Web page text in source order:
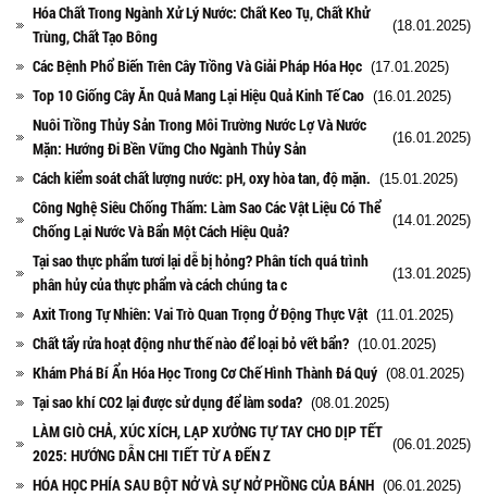
Hóa Chất Trong Ngành Xử Lý Nước: Chất Keo Tụ, Chất Khử
Trùng, Chất Tạo Bông
(18.01.2025)
Các Bệnh Phổ Biến Trên Cây Trồng Và Giải Pháp Hóa Học (17.01.2025)
Top 10 Giống Cây Ăn Quả Mang Lại Hiệu Quả Kinh Tế Cao (16.01.2025)
Nuôi Trồng Thủy Sản Trong Môi Trường Nước Lợ Và Nước
Mặn: Hướng Đi Bền Vững Cho Ngành Thủy Sản
(16.01.2025)
Cách kiểm soát chất lượng nước: pH, oxy hòa tan, độ mặn. (15.01.2025)
Công Nghệ Siêu Chống Thấm: Làm Sao Các Vật Liệu Có Thể
Chống Lại Nước Và Bẩn Một Cách Hiệu Quả?
(14.01.2025)
Tại sao thực phẩm tươi lại dễ bị hỏng? Phân tích quá trình
phân hủy của thực phẩm và cách chúng ta c
(13.01.2025)
Axit Trong Tự Nhiên: Vai Trò Quan Trọng Ở Động Thực Vật (11.01.2025)
Chất tẩy rửa hoạt động như thế nào để loại bỏ vết bẩn? (10.01.2025)
Khám Phá Bí Ẩn Hóa Học Trong Cơ Chế Hình Thành Đá Quý (08.01.2025)
Tại sao khí CO2 lại được sử dụng để làm soda? (08.01.2025)
LÀM GIÒ CHẢ, XÚC XÍCH, LẠP XƯỞNG TỰ TAY CHO DỊP TẾT
2025: HƯỚNG DẪN CHI TIẾT TỪ A ĐẾN Z
(06.01.2025)
HÓA HỌC PHÍA SAU BỘT NỞ VÀ SỰ NỞ PHỒNG CỦA BÁNH (06.01.2025)